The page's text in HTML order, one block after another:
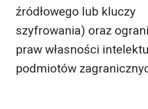
źródłowego lub kluczy
szyfrowania) oraz
praw własności
podmiotów